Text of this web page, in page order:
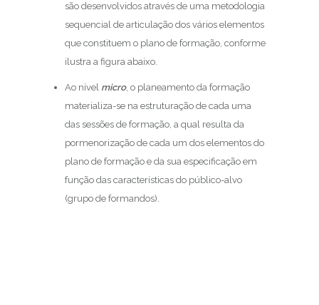
são desenvolvidos através de uma metodologia
sequencial de articulação dos vários elementos
que constituem o plano de formação, conforme
ilustra a figura abaixo.
Ao nível micro, o planeamento da formação
materializa-se na estruturação de cada uma
das sessões de formação, a qual resulta da
pormenorização de cada um dos elementos do
plano de formação e da sua especificação em
função das características do público-alvo
(grupo de formandos).